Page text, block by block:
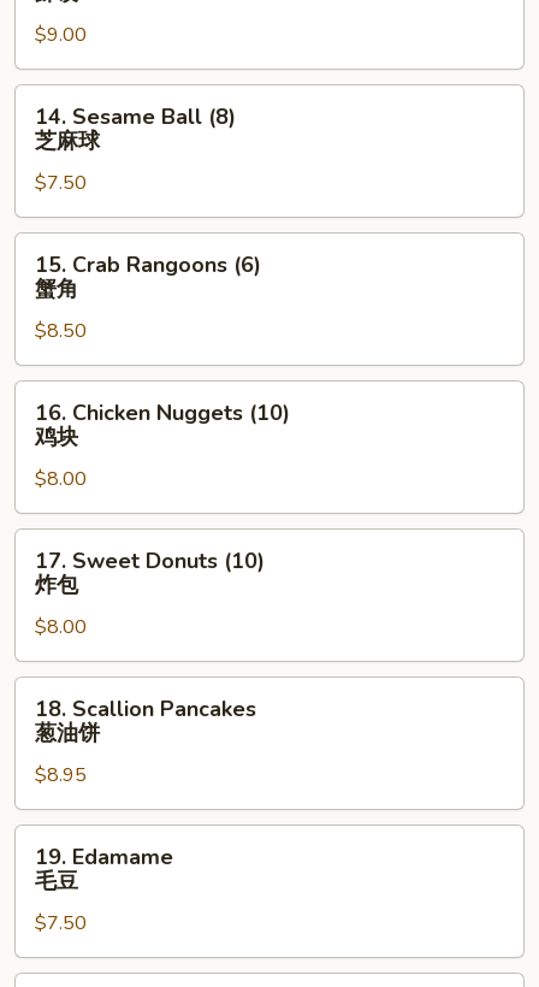
Shrimp
Dumpling
(6)
虾
$9.00
14.
Sesame
Ball
(8)
芝
麻
14. Sesame Ball (8)
芝麻球
$7.50
15.
Crab
Rangoons
(6)
蟹
角
15. Crab Rangoons (6)
蟹角
$8.50
16.
Chicken
Nuggets
(10)
鸡
块
16. Chicken Nuggets (10)
鸡块
$8.00
17.
Sweet
Donuts
(10)
炸
包
17. Sweet Donuts (10)
炸包
$8.00
18.
Scallion
Pancakes
油
饼
18. Scallion Pancakes
葱油饼
$8.95
19.
Edamame
19. Edamame
毛豆
$7.50